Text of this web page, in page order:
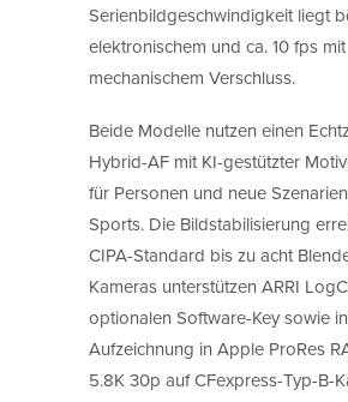
Serienbildgeschwindigkeit liegt
elektronischem und ca. 10 fps mit
mechanischem Verschluss.
Beide Modelle nutzen einen
Hybrid-AF mit KI-gestützter
für Personen und neue
Sports. Die Bildstabilisierung
CIPA-Standard bis zu acht
Kameras unterstützen ARRI
optionalen Software-Key sowie
Aufzeichnung in Apple ProRes
5.8K 30p auf CFexpress-Typ-B-